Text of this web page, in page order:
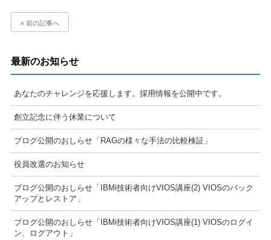
« 前の記事へ
最新のお知らせ
あなたのチャレンジを応援します。採用情報を公開中です。
創立記念に伴う休業について
ブログ公開のおしらせ「RAGの様々な手法の比較検証」
役員改選のお知らせ
ブログ公開のおしらせ「IBMi技術者向けVIOS講座(2) VIOSのバック
アップとレストア」
ブログ公開のおしらせ「IBMi技術者向けVIOS講座(1) VIOSのログイ
ン、ログアウト」